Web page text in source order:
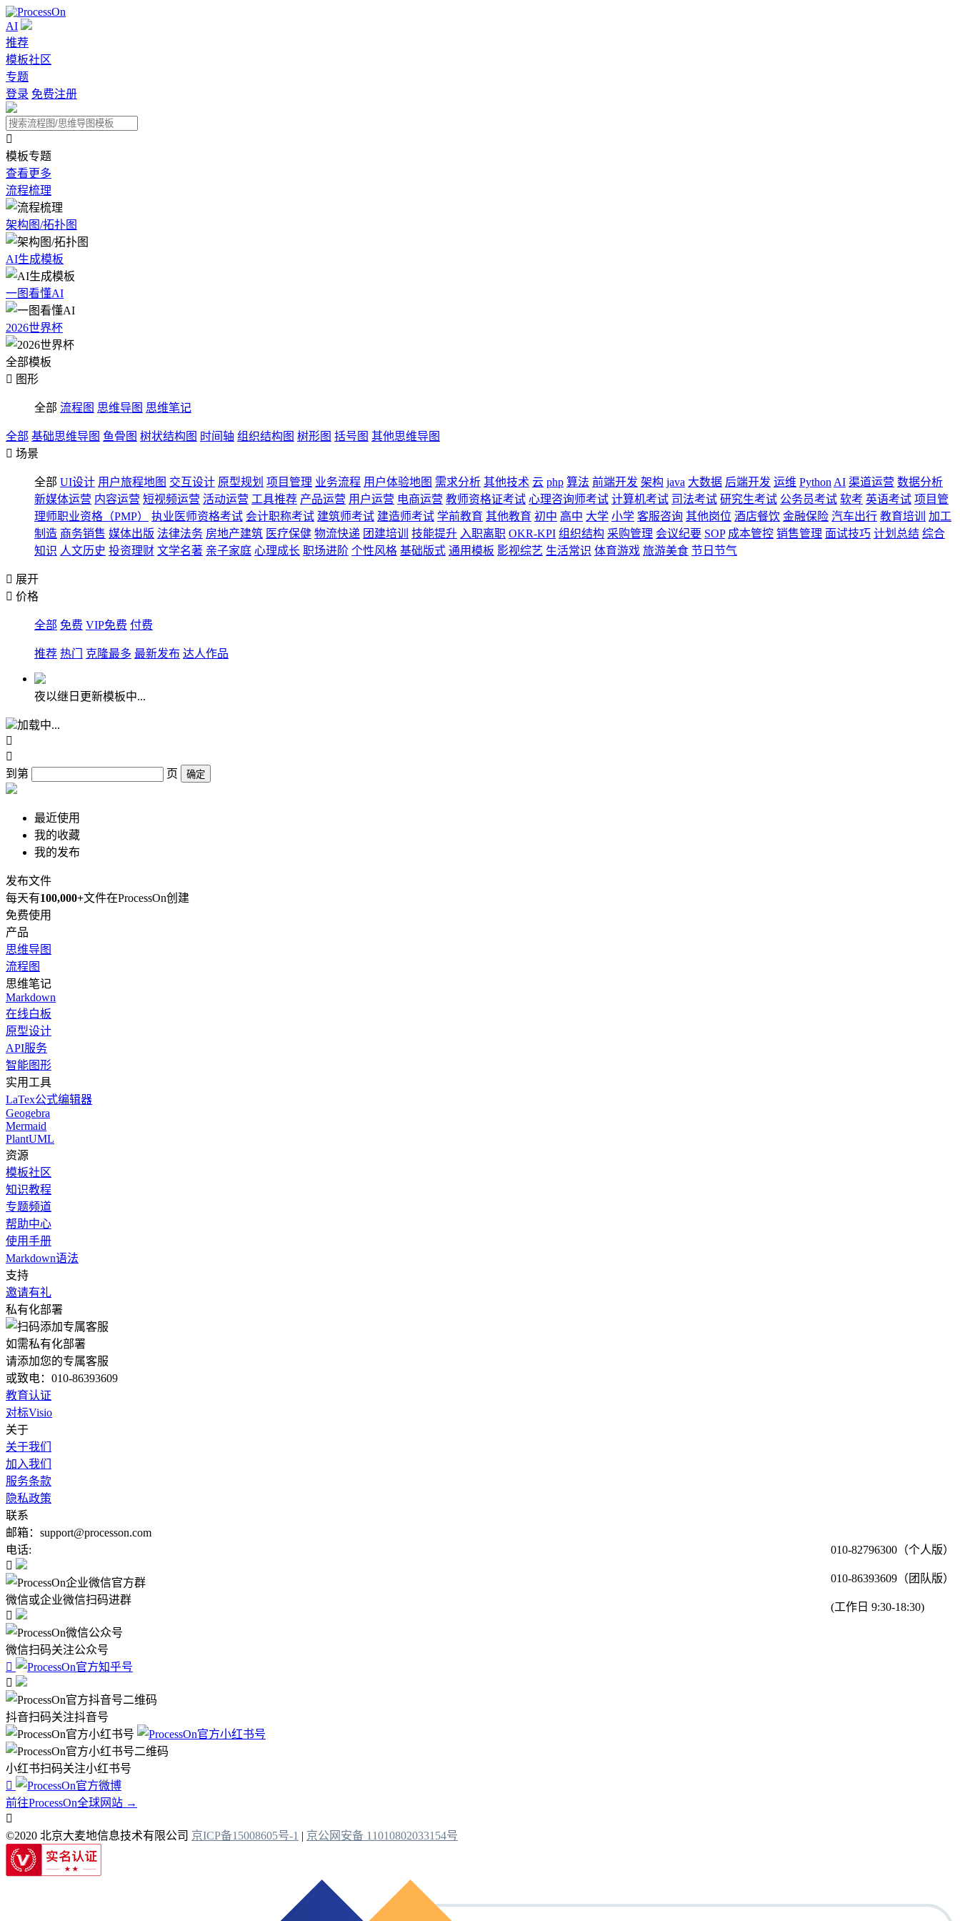
AI
推荐
模板社区
专题
登录 免费注册

模板专题
查看更多
流程梳理
架构图/拓扑图
AI生成模板
一图看懂AI
2026世界杯
全部模板
 图形
全部 流程图 思维导图 思维笔记
全部 基础思维导图 鱼骨图 树状结构图 时间轴 组织结构图 树形图 括号图 其他思维导图
 场景
全部 UI设计 用户旅程地图 交互设计 原型规划 项目管理 业务流程 用户体验地图 需求分析 其他技术 云 php 算法 前端开发 架构 java 大数据 后端开发 运维 Python AI 渠道运营 数据分析
新媒体运营 内容运营 短视频运营 活动运营 工具推荐 产品运营 用户运营 电商运营 教师资格证考试 心理咨询师考试 计算机考试 司法考试 研究生考试 公务员考试 软考 英语考试 项目管
理师职业资格（PMP）
执业医师资格考试 会计职称考试 建筑师考试 建造师考试 学前教育 其他教育 初中 高中 大学 小学 客服咨询 其他岗位 酒店餐饮 金融保险 汽车出行 教育培训
加工
制造 商务销售 媒体出版 法律法务 房地产建筑 医疗保健 物流快递 团建培训 技能提升 入职离职 OKR-KPI 组织结构 采购管理 会议纪要 SOP 成本管控 销售管理 面试技巧 计划总结 综合
知识 人文历史 投资理财 文学名著 亲子家庭 心理成长 职场进阶 个性风格 基础版式 通用模板 影视综艺 生活常识 体育游戏 旅游美食 节日节气
 展开
 价格
全部 免费 VIP免费 付费
推荐 热门 克隆最多 最新发布 达人作品
夜以继日更新模板中...
加载中...


到第
页 确定
最近使用
我的收藏
我的发布
发布文件
每天有100,000+文件在ProcessOn创建
免费使用
产品
思维导图
流程图
思维笔记
Markdown
在线白板
原型设计
API服务
智能图形
实用工具
LaTex公式编辑器
Geogebra
Mermaid
PlantUML
资源
模板社区
知识教程
专题频道
帮助中心
使用手册
Markdown语法
支持
邀请有礼
私有化部署
如需私有化部署
请添加您的专属客服
或致电：010-86393609
教育认证
对标Visio
关于
关于我们
加入我们
服务条款
隐私政策
联系
邮箱：support@processon.com
电话:
010-82796300（个人版）
010-86393609（团队版）
(工作日 9:30-18:30)

微信或企业微信扫码进群

微信扫码关注公众号


抖音扫码关注抖音号
小红书扫码关注小红书号

前往ProcessOn全球网站 →

©2020 北京大麦地信息技术有限公司 京ICP备15008605号-1 | 京公网安备 11010802033154号